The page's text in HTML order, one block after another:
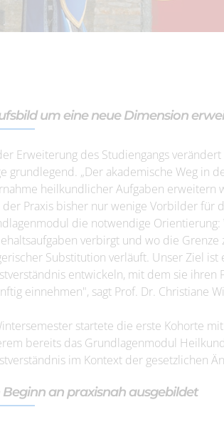
um eine neue Dimension
Erweiterung des Studiengangs
grundlegend. „Der akademische Weg in
heilkundlicher Aufgaben erweitern
der Praxis bisher nur wenige Vorbilder für
die notwendige Orientierung:
verbirgt und wo die
Substitution verläuft. Unser Ziel
entwickeln, mit dem sie ihren
einnehmen", sagt Prof. Dr. Christiane
startete die erste Kohorte
bereits das Grundlagenmodul
im Kontext der gesetzlichen
Beginn an praxisnah ausgebildet